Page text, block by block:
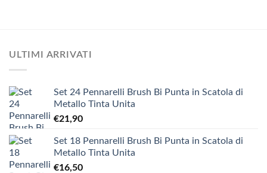
ULTIMI ARRIVATI
Set 24 Pennarelli Brush Bi Punta in Scatola di
Metallo Tinta Unita
€21,90
Set 18 Pennarelli Brush Bi Punta in Scatola di
Metallo Tinta Unita
€16,50